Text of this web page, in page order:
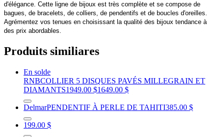
d'élégance. Cette ligne de bijoux est très complète et se compose de
bagues, de bracelets, de colliers, de pendentifs et de boucles d'oreilles.
Agrémentez vos tenues en choisissant la qualité des bijoux tendance à
des prix abordables.
Produits similiares
En solde
RNBCOLLIER 5 DISQUES PAVÉS MILLEGRAIN ET
DIAMANTS1949.00 $1649.00 $
DelmarPENDENTIF À PERLE DE TAHITI385.00 $
199.00 $